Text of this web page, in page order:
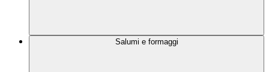
Salumi e formaggi